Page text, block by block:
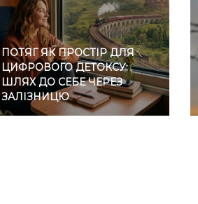
ПОТЯГ ЯК ПРОСТІР ДЛЯ
ЦИФРОВОГО ДЕТОКСУ:
ШЛЯХ ДО СЕБЕ ЧЕРЕЗ
ЗАЛІЗНИЦЮ